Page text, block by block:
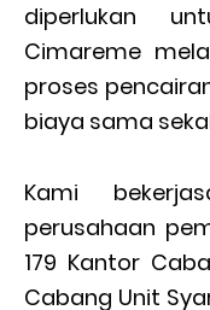
diperlukan
Cimareme
proses
biaya sama
Kami
perusahaan
179 Kantor
Cabang Unit